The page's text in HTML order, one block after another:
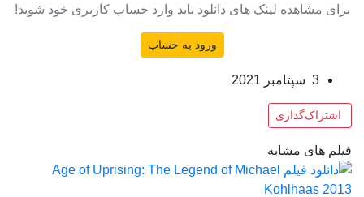
برای مشاهده لینک های دانلود باید وارد حساب کاربری خود شوید!
ورود به حساب
3 سپتامبر 2021
اشتراک‌گذاری
فیلم های مشابه